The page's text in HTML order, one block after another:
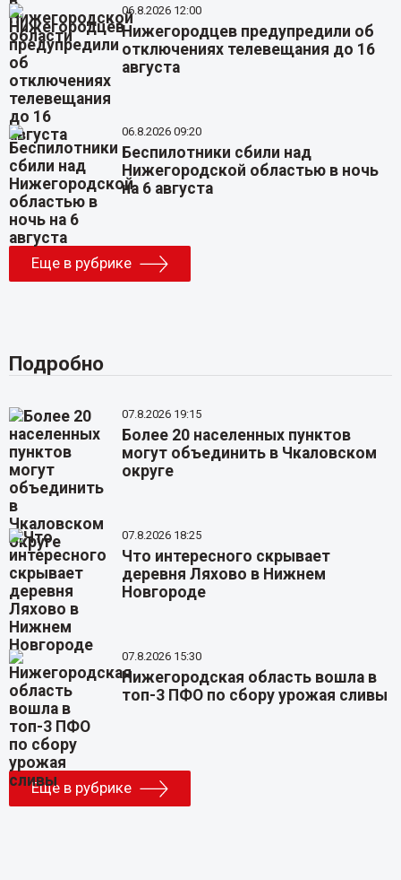
06.8.2026 12:00
Нижегородцев предупредили об
отключениях телевещания до 16
августа
06.8.2026 09:20
Беспилотники сбили над
Нижегородской областью в ночь
на 6 августа
Еще в рубрике
Подробно
07.8.2026 19:15
Более 20 населенных пунктов
могут объединить в Чкаловском
округе
07.8.2026 18:25
Что интересного скрывает
деревня Ляхово в Нижнем
Новгороде
07.8.2026 15:30
Нижегородская область вошла в
топ-3 ПФО по сбору урожая сливы
Еще в рубрике